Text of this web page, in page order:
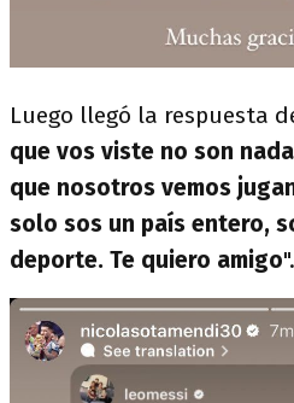
Luego llegó la respuesta
que vos viste no son
que nosotros vemos
solo sos un país entero,
deporte. Te quiero amigo".